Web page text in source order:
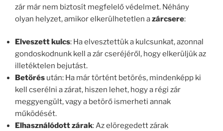
zár már nem biztosít megfelelő védelmet. Néhány
olyan helyzet, amikor elkerülhetetlen azárcsere:
Elveszett kulcs: Ha elvesztettük a kulcsunkat, azonnal
gondoskodnunk kell a zár cseréjéről, hogy elkerüljük az
illetéktelen bejutást.
Betörés után: Ha már történt betörés, mindenképp ki
kell cserélni a zárat, hiszen lehet, hogy a régi zár
meggyengült, vagy a betörő ismerheti annak
működését.
Elhasználódott zárak: Az elöregedett zárak